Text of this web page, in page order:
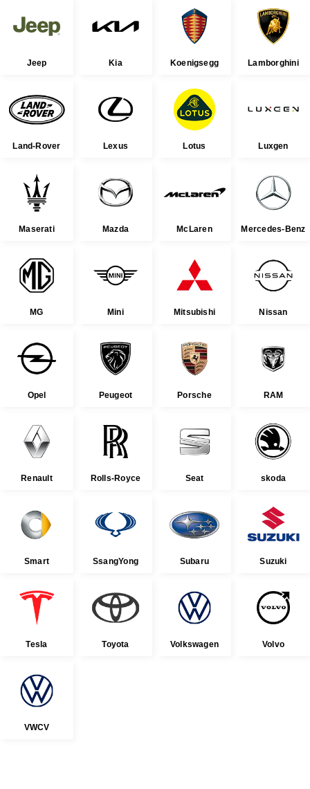
Jeep Kia Koenigsegg Lamborghini
Land-Rover Lexus Lotus Luxgen
Maserati Mazda McLaren Mercedes-Benz
MG Mini Mitsubishi Nissan
Opel Peugeot Porsche RAM
Renault Rolls-Royce Seat skoda
Smart SsangYong Subaru Suzuki
Tesla Toyota Volkswagen Volvo
VWCV